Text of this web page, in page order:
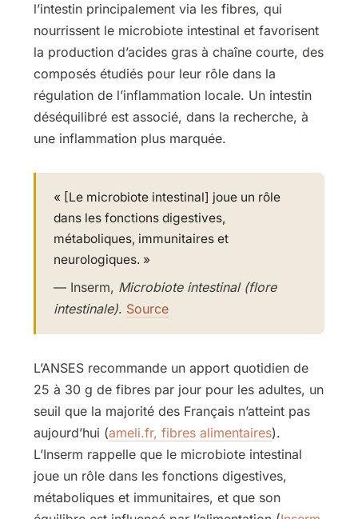
l’intestin principalement via les fibres, qui
nourrissent le microbiote intestinal et favorisent
la production d’acides gras à chaîne courte, des
composés étudiés pour leur rôle dans la
régulation de l’inflammation locale. Un intestin
déséquilibré est associé, dans la recherche, à
une inflammation plus marquée.
« [Le microbiote intestinal] joue un rôle
dans les fonctions digestives,
métaboliques, immunitaires et
neurologiques. »
— Inserm, Microbiote intestinal (flore
intestinale). Source
L’ANSES recommande un apport quotidien de
25 à 30 g de fibres par jour pour les adultes, un
seuil que la majorité des Français n’atteint pas
aujourd’hui (ameli.fr, fibres alimentaires).
L’Inserm rappelle que le microbiote intestinal
joue un rôle dans les fonctions digestives,
métaboliques et immunitaires, et que son